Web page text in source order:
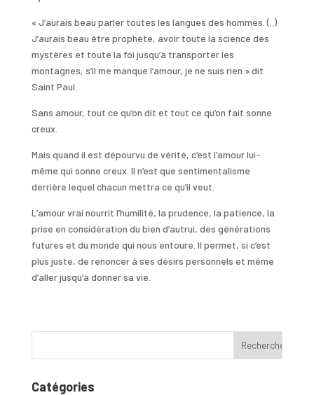
« J’aurais beau parler toutes les langues des hommes. (..)
J’aurais beau être prophète, avoir toute la science des
mystères et toute la foi jusqu’à transporter les
montagnes, s’il me manque l’amour, je ne suis rien » dit
Saint Paul.
Sans amour, tout ce qu’on dit et tout ce qu’on fait sonne
creux.
Mais quand il est dépourvu de vérité, c’est l’amour lui-
même qui sonne creux. Il n’est que sentimentalisme
derrière lequel chacun mettra ce qu’il veut.
L’amour vrai nourrit l’humilité, la prudence, la patience, la
prise en considération du bien d’autrui, des générations
futures et du monde qui nous entoure. Il permet, si c’est
plus juste, de renoncer à ses désirs personnels et même
d’aller jusqu’à donner sa vie.
Catégories